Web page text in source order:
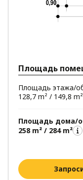
Площадь
Площадь этажа/
128,7 m² / 149,8 m²
Площадь дома/
258 m² / 284 m²